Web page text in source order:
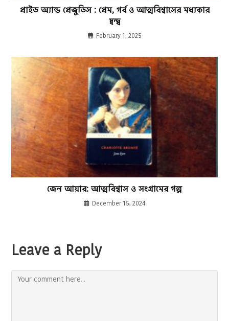
প্রাইড অ্যান্ড প্রেজুডিস : প্রেম, গর্ব ও আত্মবিশ্বাসের মধ্যকার
দ্বন্দ্ব
February 1, 2025
জেন আয়ার: আত্মবিশ্বাস ও সংগ্রামের গল্প
December 15, 2024
Leave a Reply
Comment